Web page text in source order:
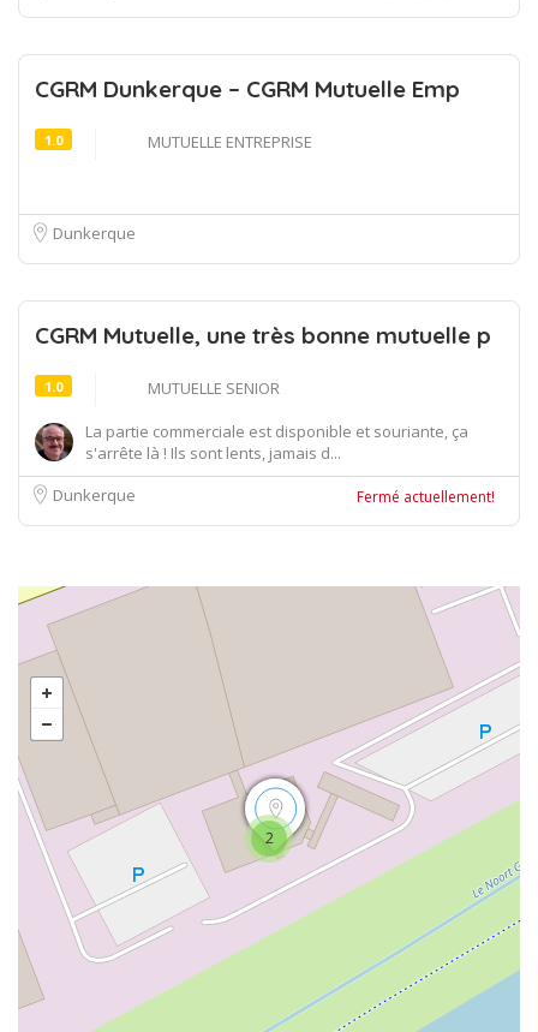
CGRM Dunkerque – CGRM Mutuelle Emp
1.0 MUTUELLE ENTREPRISE
Dunkerque
CGRM Mutuelle, une très bonne mutuelle p
1.0
MUTUELLE SENIOR
La partie commerciale est disponible et souriante, ça
s'arrête là ! Ils sont lents, jamais d...
Dunkerque
Fermé actuellement!
2